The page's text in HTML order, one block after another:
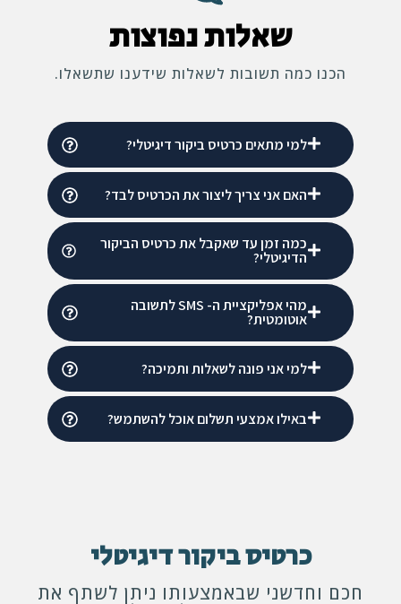
שאלות נפוצות
הכנו כמה תשובות לשאלות שידענו שתשאלו.
למי מתאים כרטיס ביקור דיגיטלי?
האם אני צריך ליצור את הכרטיס לבד?
כמה זמן עד שאקבל את כרטיס הביקור
הדיגיטלי?
מהי אפליקציית ה- SMS לתשובה
אוטומטית?
למי אני פונה לשאלות ותמיכה?
באילו אמצעי תשלום אוכל להשתמש?
כרטיס ביקור דיגיטלי
חכם וחדשני שבאמצעותו ניתן לשתף את